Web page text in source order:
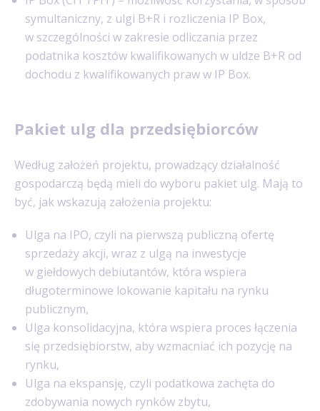
symultaniczny, z ulgi B+R i rozliczenia IP Box,
w szczególności w zakresie odliczania przez
podatnika kosztów kwalifikowanych w uldze B+R od
dochodu z kwalifikowanych praw w IP Box.
Pakiet ulg dla przedsiębiorców
Według założeń projektu, prowadzący działalność
gospodarczą będą mieli do wyboru pakiet ulg. Mają to
być, jak wskazują założenia projektu:
Ulga na IPO, czyli na pierwszą publiczną ofertę
sprzedaży akcji, wraz z ulgą na inwestycje
w giełdowych debiutantów, która wspiera
długoterminowe lokowanie kapitału na rynku
publicznym,
Ulga konsolidacyjna, która wspiera proces łączenia
się przedsiębiorstw, aby wzmacniać ich pozycję na
rynku,
Ulga na ekspansję, czyli podatkowa zachęta do
zdobywania nowych rynków zbytu,